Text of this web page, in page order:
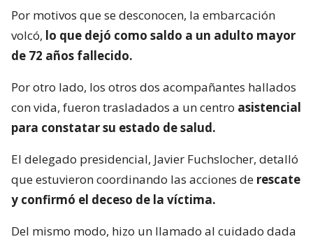
Por motivos que se desconocen, la embarcación
volcó, lo que dejó como saldo a un adulto mayor
de 72 años fallecido.
Por otro lado, los otros dos acompañantes hallados
con vida, fueron trasladados a un centro asistencial
para constatar su estado de salud.
El delegado presidencial, Javier Fuchslocher, detalló
que estuvieron coordinando las acciones de rescate
y confirmó el deceso de la víctima.
Del mismo modo, hizo un llamado al cuidado dada